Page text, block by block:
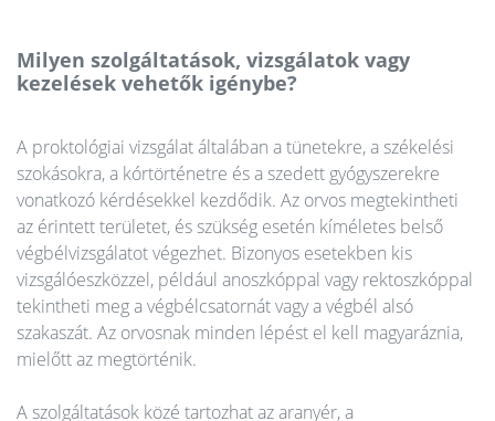
Milyen szolgáltatások, vizsgálatok vagy
kezelések vehetők igénybe?
A proktológiai vizsgálat általában a tünetekre, a székelési
szokásokra, a kórtörténetre és a szedett gyógyszerekre
vonatkozó kérdésekkel kezdődik. Az orvos megtekintheti
az érintett területet, és szükség esetén kíméletes belső
végbélvizsgálatot végezhet. Bizonyos esetekben kis
vizsgálóeszközzel, például anoszkóppal vagy rektoszkóppal
tekintheti meg a végbélcsatornát vagy a végbél alsó
szakaszát. Az orvosnak minden lépést el kell magyaráznia,
mielőtt az megtörténik.
A szolgáltatások közé tartozhat az aranyér, a